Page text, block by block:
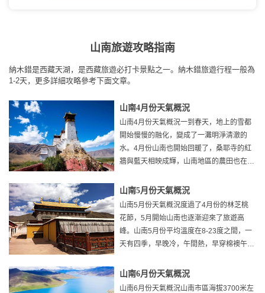
山南旅遊攻略指南
納木錯是西藏天湖，是西藏旅遊必打卡景點之一。納木錯旅遊行程一般為
1-2天，更多詳細攻略參考下面文章。
山南4月份天氣概況
山南4月份天氣概況一到春天，地上的雪都
開始慢慢的融化，變成了一灘明淨清澈的
水。4月份山南也開始回暖了，桑耶寺的紅
牆與藍天相映成輝，山南地區的農田也在春
山南5月份天氣概況
山南5月份天氣概況度過了4月份的林芝桃
花節，5月開始山南也逐漸迎來了旅遊高
峰。山南5月份平均溫度在8-23度之間，一
天有四季，早晚冷，午間熱，早穿棉襖午穿
山南6月份天氣概況
山南6月份天氣概況山南市區海拔3700米左